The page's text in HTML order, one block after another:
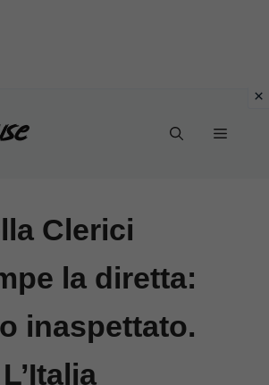
Menu
Clerici
la diretta:
inaspettato.